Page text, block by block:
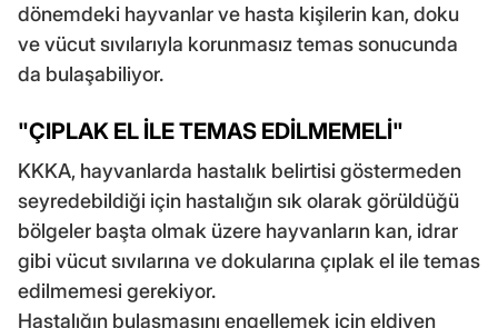
dönemdeki hayvanlar ve hasta kişilerin kan, doku
ve vücut sıvılarıyla korunmasız temas sonucunda
da bulaşabiliyor.
"ÇIPLAK EL İLE TEMAS EDİLMEMELİ"
KKKA, hayvanlarda hastalık belirtisi göstermeden
seyredebildiği için hastalığın sık olarak görüldüğü
bölgeler başta olmak üzere hayvanların kan, idrar
gibi vücut sıvılarına ve dokularına çıplak el ile temas
edilmemesi gerekiyor.
Hastalığın bulaşmasını engellemek için eldiven